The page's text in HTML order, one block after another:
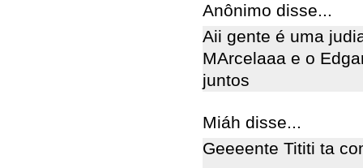
Anônimo disse...
Aii gente é uma
MArcelaaa e o
juntos
Miáh disse...
Geeeente Tititi ta